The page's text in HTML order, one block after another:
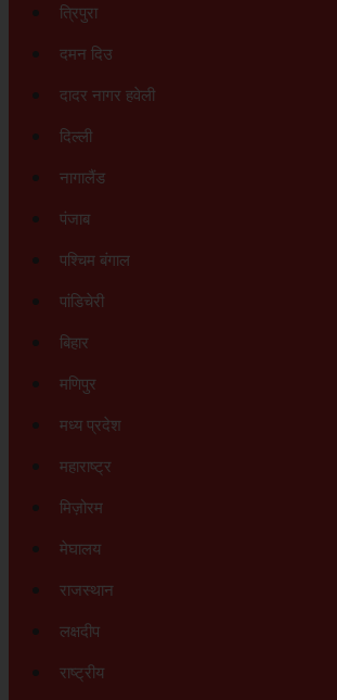
त्रिपुरा
दमन दिउ
दादर नागर हवेली
दिल्ली
नागालैंड
पंजाब
पश्चिम बंगाल
पांडिचेरी
बिहार
मणिपुर
मध्य प्रदेश
महाराष्ट्र
मिज़ोरम
मेघालय
राजस्थान
लक्षदीप
राष्ट्रीय